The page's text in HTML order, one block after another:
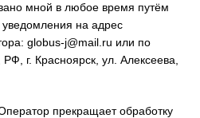
мной в любое время путём
на адрес
globus-j@mail.ru или по
г. Красноярск, ул. Алексеева,
прекращает обработку